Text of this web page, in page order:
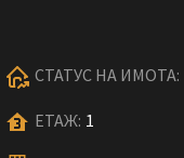
СТАТУС НА ИМОТА:
ЕТАЖ: 1